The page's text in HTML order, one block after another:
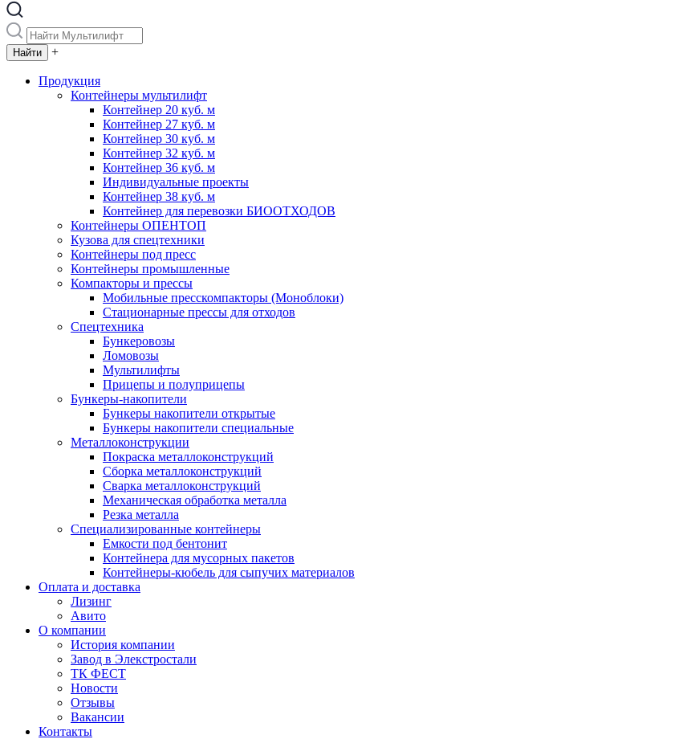
+
Продукция
Контейнеры мультилифт
Контейнер 20 куб. м
Контейнер 27 куб. м
Контейнер 30 куб. м
Контейнер 32 куб. м
Контейнер 36 куб. м
Индивидуальные проекты
Контейнер 38 куб. м
Контейнер для перевозки БИООТХОДОВ
Контейнеры ОПЕНТОП
Кузова для спецтехники
Контейнеры под пресс
Контейнеры промышленные
Компакторы и прессы
Мобильные пресскомпакторы (Моноблоки)
Стационарные прессы для отходов
Спецтехника
Бункеровозы
Ломовозы
Мультилифты
Прицепы и полуприцепы
Бункеры-накопители
Бункеры накопители открытые
Бункеры накопители специальные
Металлоконструкции
Покраска металлоконструкций
Сборка металлоконструкций
Сварка металлоконструкций
Механическая обработка металла
Резка металла
Специализированные контейнеры
Емкости под бентонит
Контейнера для мусорных пакетов
Контейнеры-кюбель для сыпучих материалов
Оплата и доставка
Лизинг
Авито
О компании
История компании
Завод в Элекстростали
ТК ФЕСТ
Новости
Отзывы
Вакансии
Контакты